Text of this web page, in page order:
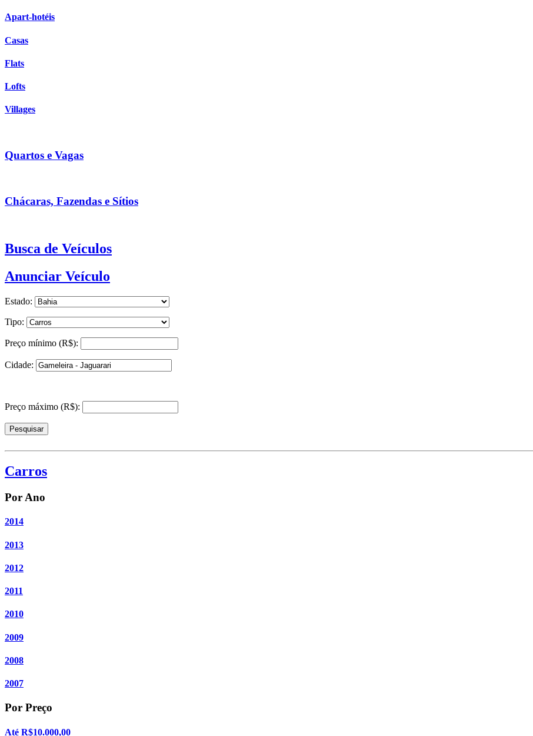
Apart-hotéis
Casas
Flats
Lofts
Villages
Quartos e Vagas
Chácaras, Fazendas e Sítios
Busca de Veículos
Anunciar Veículo
Estado:
Tipo:
Preço mínimo (R$):
Cidade:
Preço máximo (R$):
Carros
Por Ano
2014
2013
2012
2011
2010
2009
2008
2007
Por Preço
Até R$10.000,00